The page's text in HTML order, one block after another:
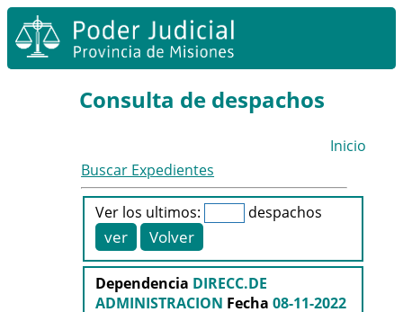
Consulta de despachos
Inicio
Buscar Expedientes
Ver los ultimos: despachos
Dependencia DIRECC.DE
ADMINISTRACION Fecha08-11-2022